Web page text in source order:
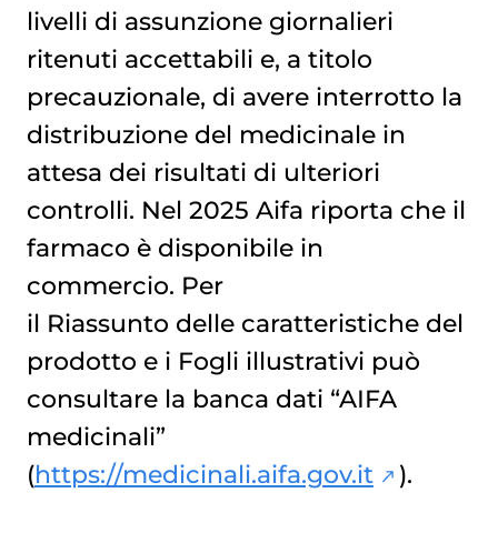
livelli di assunzione giornalieri
ritenuti accettabili e, a titolo
precauzionale, di avere interrotto la
distribuzione del medicinale in
attesa dei risultati di ulteriori
controlli. Nel 2025 Aifa riporta che il
farmaco è disponibile in
commercio. Per
il Riassunto delle caratteristiche del
prodotto e i Fogli illustrativi può
consultare la banca dati “AIFA
medicinali”
(https://medicinali.aifa.gov.it ).